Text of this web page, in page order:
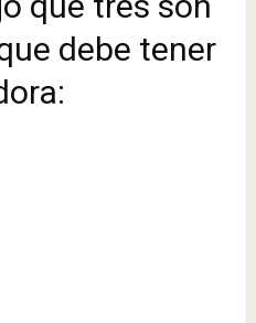
debe tener